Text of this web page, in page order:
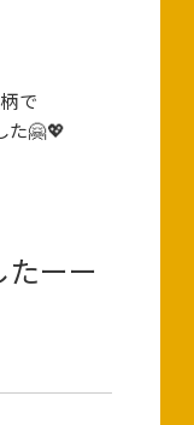
で
た🤗💖
ーー